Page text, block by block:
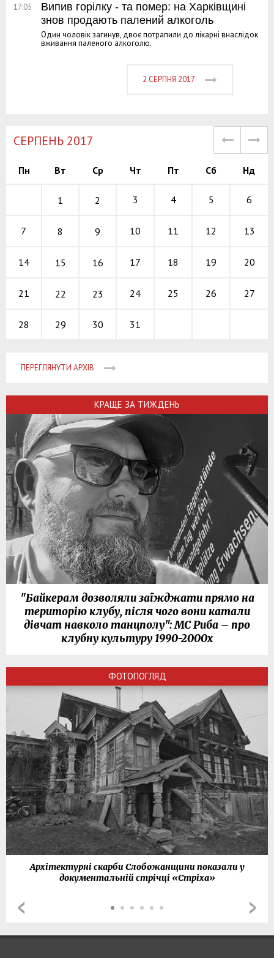
17:05
Випив горілку - та помер: на Харківщині
знов продають палений алкоголь
Один чоловік загинув, двоє потрапили до лікарні внаслідок
вживання паленого алкоголю.
2 СЕРПНЯ 2017
СЕРПЕНЬ 2017
Пн Вт Ср Чт Пт Сб Нд
1 2 3 4 5 6
7 8 9 10 11 12 13
14 15 16 17 18 19 20
21 22 23 24 25 26 27
28 29 30 31
ПЕРЕГЛЯНУТИ АРХІВ
КРАЩЕ ЗА ТИЖДЕНЬ
"Байкерам дозволяли заїжджати прямо на
територію клубу, після чого вони катали
дівчат навколо танцполу": МС Риба – про
клубну культуру 1990-2000х
ФОТОПОГЛЯД
Архітектурні скарби Слобожанщини показали у
документальній стрічці «Стріха»